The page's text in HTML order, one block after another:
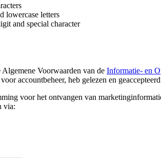
lowercase letters
and special character
Voorwaarden van de Informatie- en
accountbeheer, heb gelezen en
voor het ontvangen van
via: